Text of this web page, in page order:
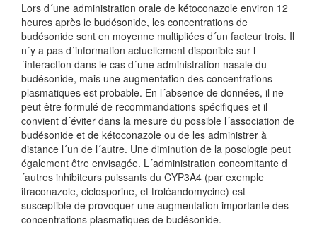
Lors d´une administration orale de kétoconazole environ 12
heures après le budésonide, les concentrations de
budésonide sont en moyenne multipliées d´un facteur trois. Il
n´y a pas d´information actuellement disponible sur l
´interaction dans le cas d´une administration nasale du
budésonide, mais une augmentation des concentrations
plasmatiques est probable. En l´absence de données, il ne
peut être formulé de recommandations spécifiques et il
convient d´éviter dans la mesure du possible l´association de
budésonide et de kétoconazole ou de les administrer à
distance l´un de l´autre. Une diminution de la posologie peut
également être envisagée. L´administration concomitante d
´autres inhibiteurs puissants du CYP3A4 (par exemple
itraconazole, ciclosporine, et troléandomycine) est
susceptible de provoquer une augmentation importante des
concentrations plasmatiques de budésonide.